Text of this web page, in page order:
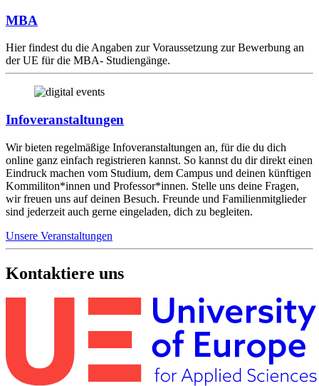
MBA
Hier findest du die Angaben zur Voraussetzung zur Bewerbung an
der UE für die MBA- Studiengänge.
Infoveranstaltungen
Wir bieten regelmäßige Infoveranstaltungen an, für die du dich
online ganz einfach registrieren kannst. So kannst du dir direkt einen
Eindruck machen vom Studium, dem Campus und deinen künftigen
Kommiliton*innen und Professor*innen. Stelle uns deine Fragen,
wir freuen uns auf deinen Besuch. Freunde und Familienmitglieder
sind jederzeit auch gerne eingeladen, dich zu begleiten.
Unsere Veranstaltungen
Kontaktiere uns